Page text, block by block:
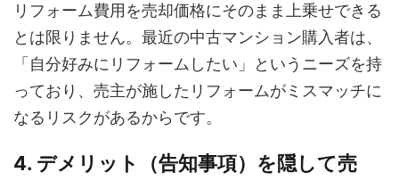
リフォーム費用を売却価格にそのまま上乗せできる
とは限りません。最近の中古マンション購入者は、
「自分好みにリフォームしたい」というニーズを持
っており、売主が施したリフォームがミスマッチに
なるリスクがあるからです。
4. デメリット（告知事項）を隠して売